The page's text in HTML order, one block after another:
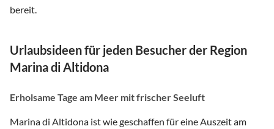
bereit.
Urlaubsideen für jeden Besucher der Region
Marina di Altidona
Erholsame Tage am Meer mit frischer Seeluft
Marina di Altidona ist wie geschaffen für eine Auszeit am